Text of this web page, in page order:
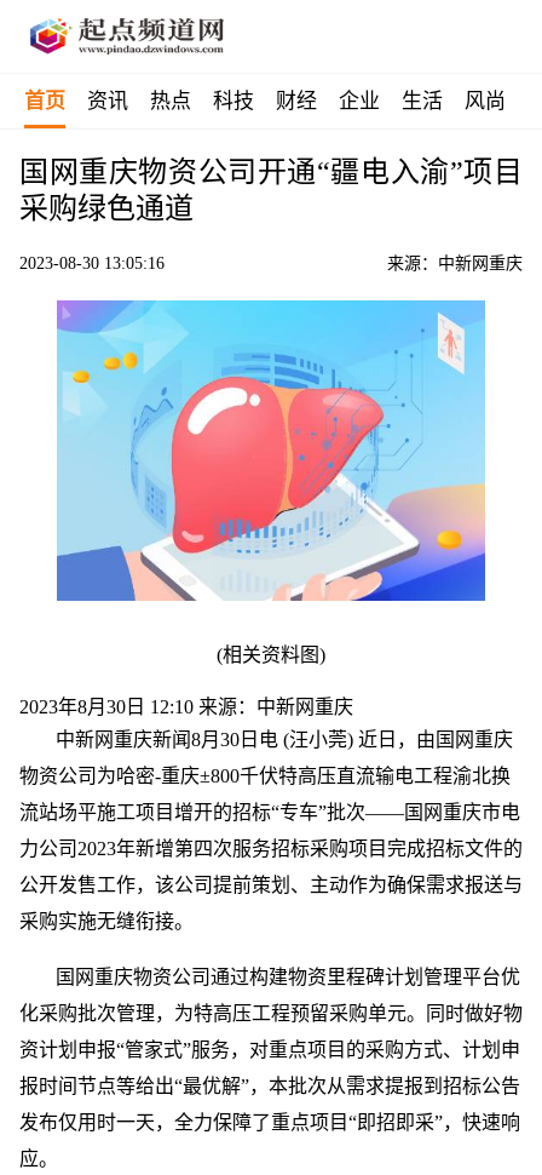
首页 资讯 热点 科技 财经 企业 生活 风尚
国网重庆物资公司开通“疆电入渝”项目
采购绿色通道
2023-08-30 13:05:16 来源：中新网重庆
(相关资料图)
2023年8月30日 12:10 来源：中新网重庆
中新网重庆新闻8月30日电 (汪小莞) 近日，由国网重庆
物资公司为哈密-重庆±800千伏特高压直流输电工程渝北换
流站场平施工项目增开的招标“专车”批次——国网重庆市电
力公司2023年新增第四次服务招标采购项目完成招标文件的
公开发售工作，该公司提前策划、主动作为确保需求报送与
采购实施无缝衔接。
国网重庆物资公司通过构建物资里程碑计划管理平台优
化采购批次管理，为特高压工程预留采购单元。同时做好物
资计划申报“管家式”服务，对重点项目的采购方式、计划申
报时间节点等给出“最优解”，本批次从需求提报到招标公告
发布仅用时一天，全力保障了重点项目“即招即采”，快速响
应。